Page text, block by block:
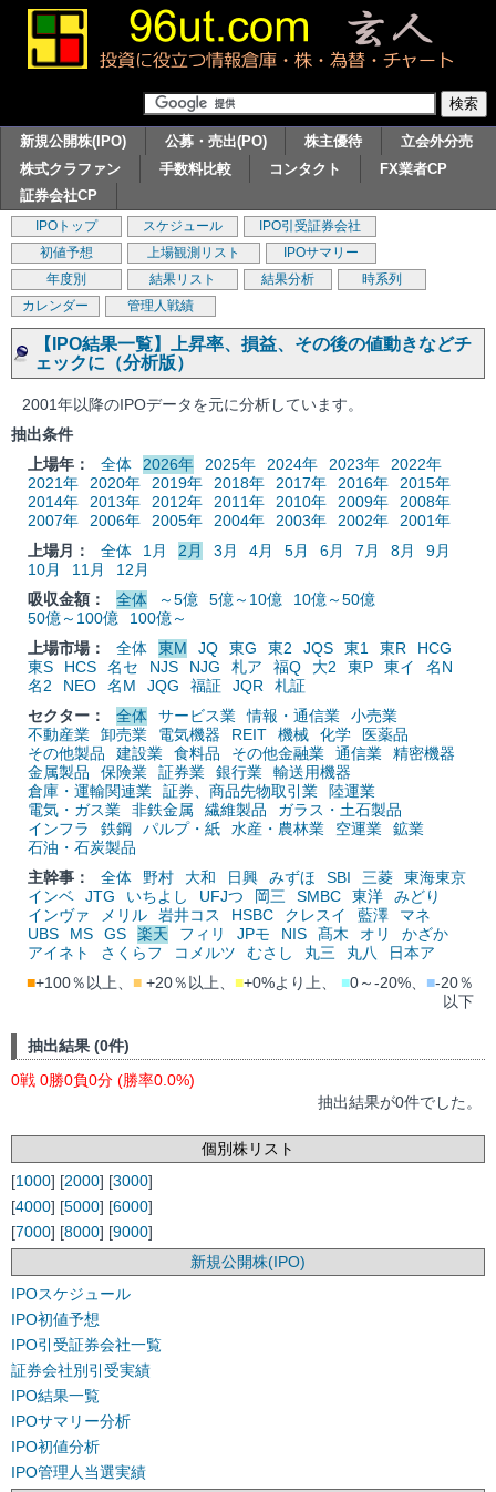
新規公開株(IPO) 公募・売出(PO) 株主優待
立会外分売
株式クラファン
手数料比較 コンタクト
FX業者CP
証券会社CP
IPOトップ スケジュール
IPO引受証券会社
初値予想
上場観測リスト
IPOサマリー
年度別
結果リスト 結果分析
時系列
カレンダー
管理人戦績
【IPO結果一覧】上昇率、損益、その後の値動きなどチ
ェックに（分析版）
2001年以降のIPOデータを元に分析しています。
抽出条件
上場年：
全体 2026年 2025年 2024年 2023年
2022年
2021年
2020年 2019年 2018年 2017年 2016年
2015年
2014年
2013年 2012年 2011年 2010年 2009年
2008年
2007年
2006年 2005年 2004年 2003年 2002年
2001年
上場月：
全体 1月 2月 3月 4月 5月 6月 7月 8月
9月
10月
11月
12月
吸収金額：
全体 ～5億 5億～10億
10億～50億
50億～100億
100億～
上場市場：
全体 東M JQ 東G 東2 JQS 東1 東R
HCG
東S
HCS 名セ NJS NJG 札ア 福Q 大2 東P 東イ
名N
名2
NEO 名M JQG 福証 JQR
札証
セクター：
全体 サービス業 情報・通信業
小売業
不動産業
卸売業 電気機器 REIT 機械 化学
医薬品
その他製品
建設業 食料品 その他金融業 通信業
精密機器
金属製品
保険業 証券業 銀行業
輸送用機器
倉庫・運輸関連業
証券、商品先物取引業
陸運業
電気・ガス業
非鉄金属 繊維製品
ガラス・土石製品
インフラ
鉄鋼 パルプ・紙 水産・農林業 空運業
鉱業
石油・石炭製品
主幹事：
全体 野村 大和 日興 みずほ SBI 三菱
東海東京
インベ
JTG いちよし UFJつ 岡三 SMBC 東洋
みどり
インヴァ
メリル 岩井コス HSBC クレスイ 藍澤
マネ
UBS
MS GS 楽天 フィリ JPモ NIS 髙木 オリ
かざか
アイネト
さくらフ コメルツ むさし 丸三 丸八
日本ア
■+100％以上、 ■ +20％以上、 ■+0%より上、 ■0～-20%、 ■-20％
以下
抽出結果 (0件)
0戦 0勝0負0分 (勝率0.0%)
抽出結果が0件でした。
個別株リスト
[1000] [2000] [3000]
[4000] [5000] [6000]
[7000] [8000] [9000]
新規公開株(IPO)
IPOスケジュール
IPO初値予想
IPO引受証券会社一覧
証券会社別引受実績
IPO結果一覧
IPOサマリー分析
IPO初値分析
IPO管理人当選実績